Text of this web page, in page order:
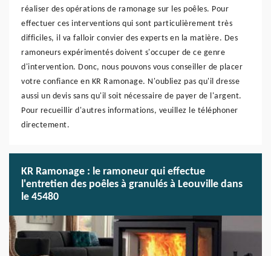
réaliser des opérations de ramonage sur les poêles. Pour
effectuer ces interventions qui sont particulièrement très
difficiles, il va falloir convier des experts en la matière. Des
ramoneurs expérimentés doivent s'occuper de ce genre
d'intervention. Donc, nous pouvons vous conseiller de placer
votre confiance en KR Ramonage. N'oubliez pas qu'il dresse
aussi un devis sans qu'il soit nécessaire de payer de l'argent.
Pour recueillir d'autres informations, veuillez le téléphoner
directement.
KR Ramonage : le ramoneur qui effectue
l'entretien des poêles à granulés à Leouville dans
le 45480